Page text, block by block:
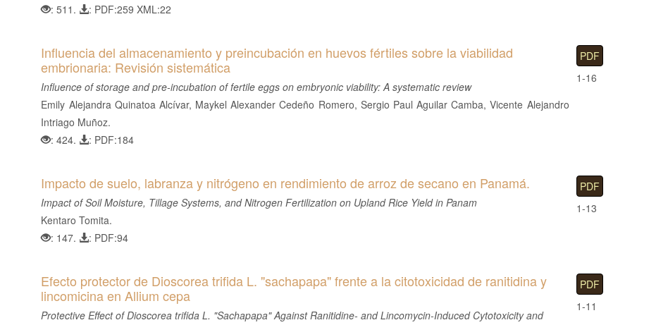
: 511.
: PDF:259 XML:22
Influencia del almacenamiento y preincubación en huevos fértiles sobre la viabilidad
embrionaria: Revisión sistemática
Influence of storage and pre-incubation of fertile eggs on embryonic viability: A systematic review
Emily Alejandra Quinatoa Alcívar, Maykel Alexander Cedeño Romero, Sergio Paul Aguilar Camba, Vicente Alejandro
Intriago Muñoz.
: 424.
: PDF:184
PDF
1-16
Impacto de suelo, labranza y nitrógeno en rendimiento de arroz de secano en Panamá.
Impact of Soil Moisture, Tillage Systems, and Nitrogen Fertilization on Upland Rice Yield in Panam
Kentaro Tomita.
: 147.
: PDF:94
PDF
1-13
Efecto protector de Dioscorea trifida L. "sachapapa" frente a la citotoxicidad de ranitidina y
lincomicina en Allium cepa
Protective Effect of Dioscorea trifida L. "Sachapapa" Against Ranitidine- and Lincomycin-Induced Cytotoxicity and
PDF
1-11